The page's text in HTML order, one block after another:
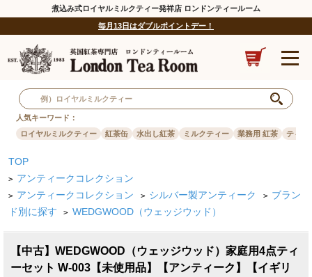
煮込み式ロイヤルミルクティー発祥店 ロンドンティールーム
毎月13日はダブルポイントデー！
人気キーワード：
ロイヤルミルクティー
紅茶缶 水出し紅茶 ミルクティー 業務用 紅茶 ティー
TOP
> アンティークコレクション
> アンティークコレクション > シルバー製アンティーク > ブラン
ド別に探す
> WEDGWOOD（ウェッジウッド）
【中古】WEDGWOOD（ウェッジウッド）家庭用4点ティ
ーセット W-003【未使用品】【アンティーク】【イギリ